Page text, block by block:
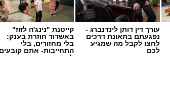
עורך דין דותן לינדנברג -
נפגעתם בתאונת דרכים
לחצו לקבל מה שמגיע
לכם
קייטנת "נינג'ה לזוז"
באשדוד חוזרת בענק:
בלי מחזורים, בלי
התחייבות- אתם קובעים
לכמה ואיזה ימים